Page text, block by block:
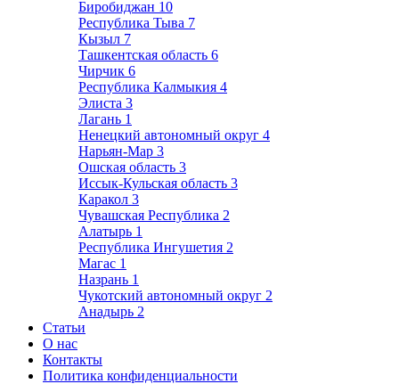
Биробиджан 10
Республика Тыва 7
Кызыл 7
Ташкентская область 6
Чирчик 6
Республика Калмыкия 4
Элиста 3
Лагань 1
Ненецкий автономный округ 4
Нарьян-Мар 3
Ошская область 3
Иссык-Кульская область 3
Каракол 3
Чувашская Республика 2
Алатырь 1
Республика Ингушетия 2
Магас 1
Назрань 1
Чукотский автономный округ 2
Анадырь 2
Статьи
О нас
Контакты
Политика конфиденциальности